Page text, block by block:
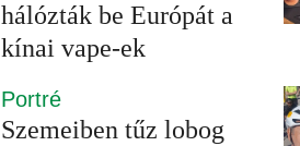
hálózták be Európát a
kínai vape-ek
Portré
Szemeiben tűz lobog